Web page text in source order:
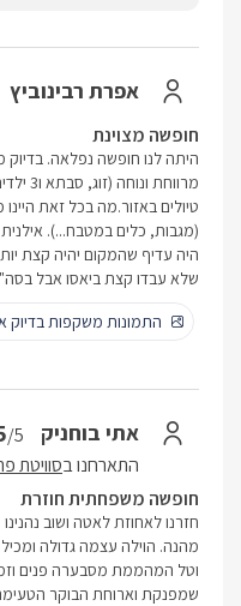
אפרת רבינוביץ
חופשה מצוינת
היתה לנו חופשה נפלאה.
טיולים באזור.מה בכל זאת
(מגבות, כלים במטבח...).
היה עדיף שהמקום יהיה קצת
שלא עבדו קצת ביאסו אבל
התמונות משקפות
אתי בוחניק
/5
התארחנו בסוויטת
חופשה משפחתית חוזרת
חזרנו לאחוזת לאטה ושוב
מהנה. הוילה עצמה גדולה
וטל המהממת מסבערה פנים
שמפנקת וארוחת הבוקר